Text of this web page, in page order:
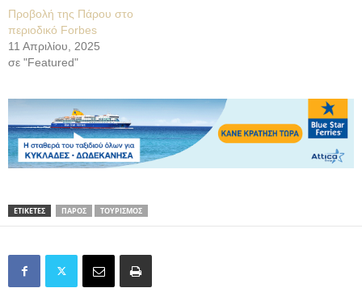
Προβολή της Πάρου στο
περιοδικό Forbes
11 Απριλίου, 2025
σε "Featured"
ΕΤΙΚΕΤΕΣ ΠΑΡΟΣ ΤΟΥΡΙΣΜΟΣ